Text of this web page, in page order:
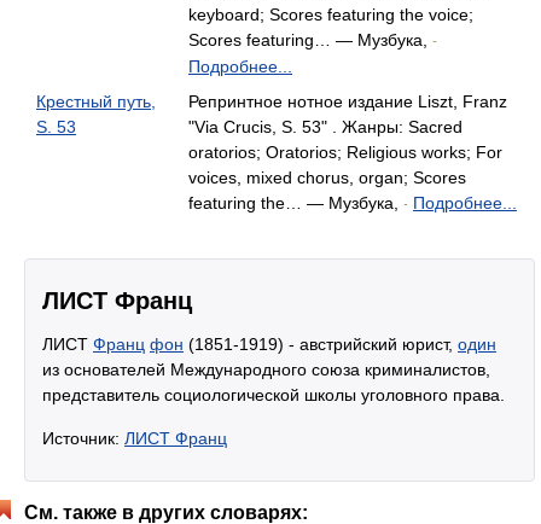
keyboard; Scores featuring the voice;
Scores featuring… — Музбука,
-
Подробнее...
Крестный путь,
S. 53
Репринтное нотное издание Liszt, Franz
"Via Crucis, S. 53" . Жанры: Sacred
oratorios; Oratorios; Religious works; For
voices, mixed chorus, organ; Scores
featuring the… — Музбука,
- Подробнее...
ЛИСТ Франц
ЛИСТ Франц фон (1851-1919) - австрийский юрист, один
из основателей Международного союза криминалистов,
представитель социологической школы уголовного права.
Источник: ЛИСТ Франц
См. также в других словарях: